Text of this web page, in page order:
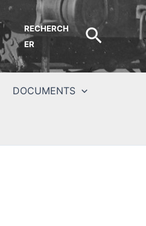
RECHERCH
ER
DOCUMENTS